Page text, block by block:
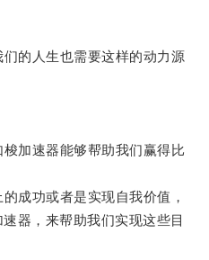
的人生也需要这样的动力源
加速器能够帮助我们赢得比
功或者是实现自我价值，
器，来帮助我们实现这些目